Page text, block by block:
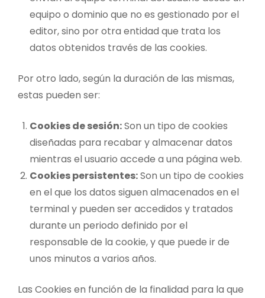
equipo o dominio que no es gestionado por el
editor, sino por otra entidad que trata los
datos obtenidos través de las cookies.
Por otro lado, según la duración de las mismas,
estas pueden ser:
Cookies de sesión:Son un tipo de cookies
diseñadas para recabar y almacenar datos
mientras el usuario accede a una página web.
Cookies persistentes:Son un tipo de cookies
en el que los datos siguen almacenados en el
terminal y pueden ser accedidos y tratados
durante un periodo definido por el
responsable de la cookie, y que puede ir de
unos minutos a varios años.
Las Cookies en función de la finalidad para la que